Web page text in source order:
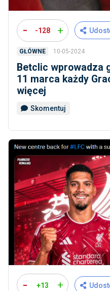
- -128 +
GŁÓWNE 10-05-2024
Betclic wprowadza
11 marca każdy
więcej
Skomentuj
- +13 +